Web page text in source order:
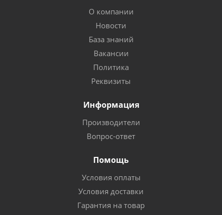
О компании
Новости
База знаний
Вакансии
Политика
Реквизиты
Информация
Производители
Вопрос-ответ
Помощь
Условия оплаты
Условия доставки
Гарантия на товар